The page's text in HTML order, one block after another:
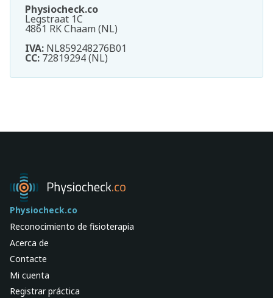
Physiocheck.co
Legstraat 1C
4861 RK Chaam (NL)
IVA: NL859248276B01
CC: 72819294 (NL)
Physiocheck.co
Reconocimiento de fisioterapia
Acerca de
Contacte
Mi cuenta
Registrar práctica